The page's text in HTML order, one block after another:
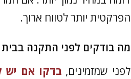
הפרקטית יותר לטווח ארוך.
מה בודקים לפני התקנה
לפני שמזמינים, בדקו אם יש